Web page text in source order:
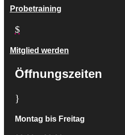
Probetraining
$
Mitglied werden
Öffnungszeiten
}
Montag bis Freitag